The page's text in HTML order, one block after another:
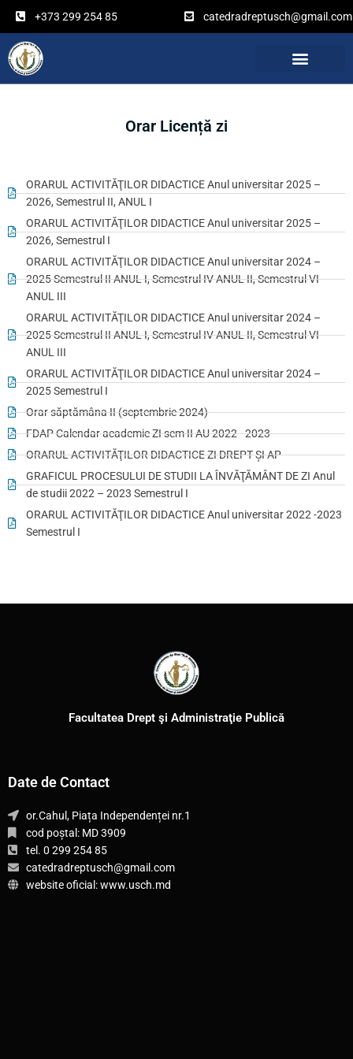
содержимому
+373 299 254 85 catedradreptusch@gmail.com
Orar Licență zi
ORARUL ACTIVITĂŢILOR DIDACTICE Anul universitar 2025 –
2026, Semestrul II, ANUL I
ORARUL ACTIVITĂŢILOR DIDACTICE Anul universitar 2025 –
2026, Semestrul I
ORARUL ACTIVITĂŢILOR DIDACTICE Anul universitar 2024 –
2025 Semestrul II ANUL I, Semestrul IV ANUL II, Semestrul VI
ANUL III
ORARUL ACTIVITĂŢILOR DIDACTICE Anul universitar 2024 –
2025 Semestrul II ANUL I, Semestrul IV ANUL II, Semestrul VI
ANUL III
ORARUL ACTIVITĂŢILOR DIDACTICE Anul universitar 2024 –
2025 Semestrul I
Orar săptămâna II (septembrie 2024)
FDAP Calendar academic ZI sem II AU 2022 - 2023
ORARUL ACTIVITĂŢILOR DIDACTICE ZI DREPT ȘI AP
GRAFICUL PROCESULUI DE STUDII LA ÎNVĂŢĂMÂNT DE ZI Anul
de studii 2022 – 2023 Semestrul I
ORARUL ACTIVITĂŢILOR DIDACTICE Anul universitar 2022 -2023
Semestrul I
Facultatea Drept şi Administraţie Publică
Date de Contact
or.Cahul, Piața Independenței nr.1
cod poștal: MD 3909
tel. 0 299 254 85
catedradreptusch@gmail.com
website oficial: www.usch.md